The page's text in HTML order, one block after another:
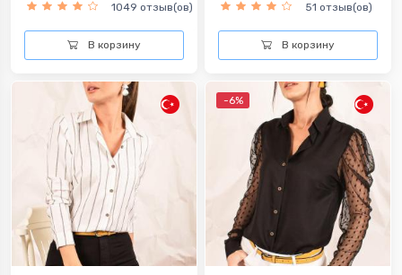
1049 отзыв(ов)
В корзину
51 отзыв(ов)
В корзину
-6%